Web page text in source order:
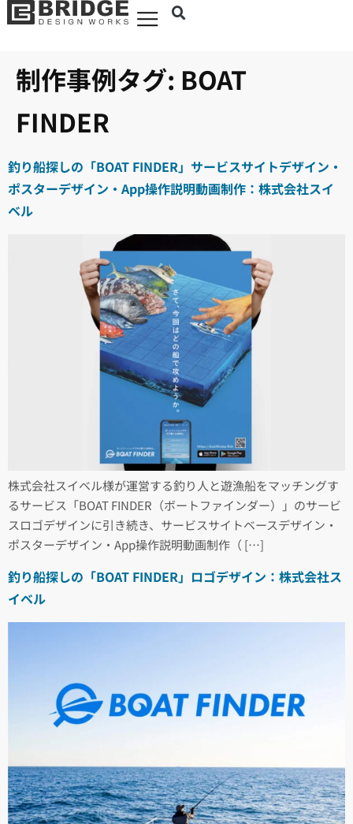
制作事例タグ: BOAT
FINDER
釣り船探しの「BOAT FINDER」サービスサイトデザイン・
ポスターデザイン・App操作説明動画制作：株式会社スイ
ベル
株式会社スイベル様が運営する釣り人と遊漁船をマッチングす
るサービス「BOAT FINDER（ボートファインダー）」のサービ
スロゴデザインに引き続き、サービスサイトベースデザイン・
ポスターデザイン・App操作説明動画制作（ […]
釣り船探しの「BOAT FINDER」ロゴデザイン：株式会社ス
イベル